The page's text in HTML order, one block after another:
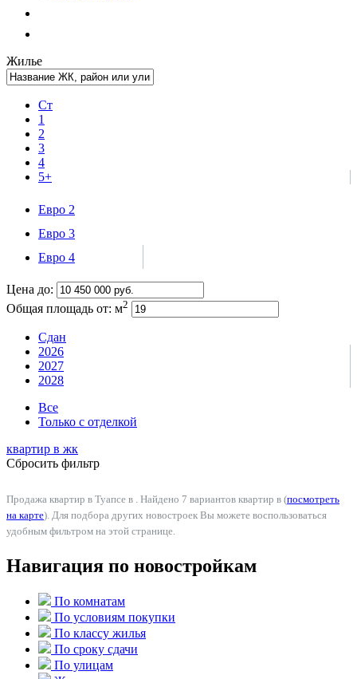
Жилье
Ст
1
2
3
4
5+
Евро 2
Евро 3
Евро 4
Цена до:
Общая площадь от: м2
Сдан
2026
2027
2028
Все
Только с отделкой
квартир в жк
Сбросить фильтр
Продажа квартир в Туапсе в . Найдено 7 вариантов квартир в (посмотреть
на карте). Для подбора других новостроек Вы можете воспользоваться
удобным фильтром на этой странице.
Навигация по новостройкам
По комнатам
По условиям покупки
По классу жилья
По сроку сдачи
По улицам